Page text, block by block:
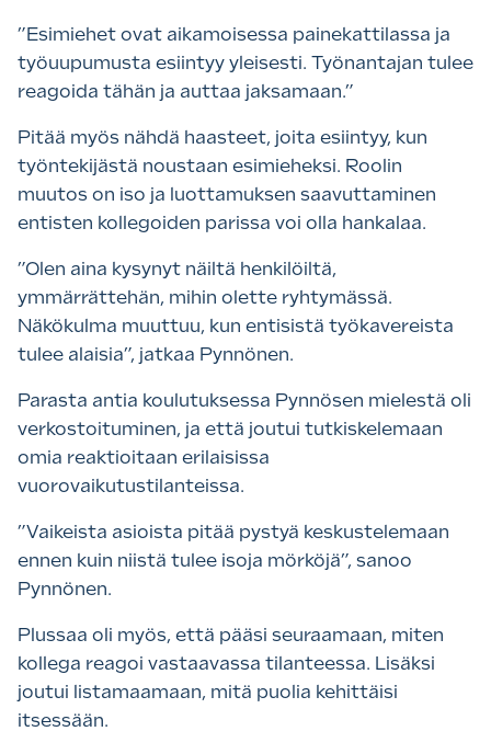
”Esimiehet ovat aikamoisessa painekattilassa ja
työuupumusta esiintyy yleisesti. Työnantajan tulee
reagoida tähän ja auttaa jaksamaan.”
Pitää myös nähdä haasteet, joita esiintyy, kun
työntekijästä noustaan esimieheksi. Roolin
muutos on iso ja luottamuksen saavuttaminen
entisten kollegoiden parissa voi olla hankalaa.
”Olen aina kysynyt näiltä henkilöiltä,
ymmärrättehän, mihin olette ryhtymässä.
Näkökulma muuttuu, kun entisistä työkavereista
tulee alaisia”, jatkaa Pynnönen.
Parasta antia koulutuksessa Pynnösen mielestä oli
verkostoituminen, ja että joutui tutkiskelemaan
omia reaktioitaan erilaisissa
vuorovaikutustilanteissa.
”Vaikeista asioista pitää pystyä keskustelemaan
ennen kuin niistä tulee isoja mörköjä”, sanoo
Pynnönen.
Plussaa oli myös, että pääsi seuraamaan, miten
kollega reagoi vastaavassa tilanteessa. Lisäksi
joutui listamaamaan, mitä puolia kehittäisi
itsessään.